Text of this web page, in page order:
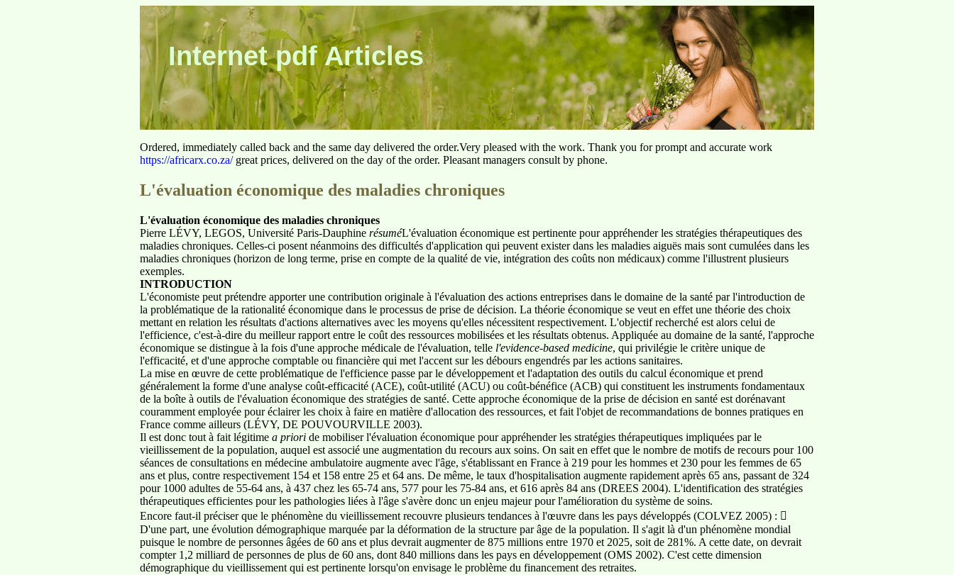
Internet pdf Articles
Ordered, immediately called back and the same day delivered the order.Very pleased with the work. Thank you for prompt and accurate work
https://africarx.co.za/great prices, delivered on the day of the order. Pleasant managers consult by phone.
L'évaluation économique des maladies chroniques
L'évaluation économique des maladies chroniques
Pierre LÉVY, LEGOS, Université Paris-Dauphine résuméL'évaluation économique est pertinente pour appréhender les stratégies thérapeutiques des
maladies chroniques. Celles-ci posent néanmoins des difficultés d'application qui peuvent exister dans les maladies aiguës mais sont cumulées dans les
maladies chroniques (horizon de long terme, prise en compte de la qualité de vie, intégration des coûts non médicaux) comme l'illustrent plusieurs
exemples.
INTRODUCTION
L'économiste peut prétendre apporter une contribution originale à l'évaluation des actions entreprises dans le domaine de la santé par l'introduction de
la problématique de la rationalité économique dans le processus de prise de décision. La théorie économique se veut en effet une théorie des choix
mettant en relation les résultats d'actions alternatives avec les moyens qu'elles nécessitent respectivement. L'objectif recherché est alors celui de
l'efficience, c'est-à-dire du meilleur rapport entre le coût des ressources mobilisées et les résultats obtenus. Appliquée au domaine de la santé, l'approche
économique se distingue à la fois d'une approche médicale de l'évaluation, telle l'evidence-based medicine, qui privilégie le critère unique de
l'efficacité, et d'une approche comptable ou financière qui met l'accent sur les débours engendrés par les actions sanitaires.
La mise en œuvre de cette problématique de l'efficience passe par le développement et l'adaptation des outils du calcul économique et prend
généralement la forme d'une analyse coût-efficacité (ACE), coût-utilité (ACU) ou coût-bénéfice (ACB) qui constituent les instruments fondamentaux
de la boîte à outils de l'évaluation économique des stratégies de santé. Cette approche économique de la prise de décision en santé est dorénavant
couramment employée pour éclairer les choix à faire en matière d'allocation des ressources, et fait l'objet de recommandations de bonnes pratiques en
France comme ailleurs (LÉVY, DE POUVOURVILLE 2003).
Il est donc tout à fait légitime a priori de mobiliser l'évaluation économique pour appréhender les stratégies thérapeutiques impliquées par le
vieillissement de la population, auquel est associé une augmentation du recours aux soins. On sait en effet que le nombre de motifs de recours pour 100
séances de consultations en médecine ambulatoire augmente avec l'âge, s'établissant en France à 219 pour les hommes et 230 pour les femmes de 65
ans et plus, contre respectivement 154 et 158 entre 25 et 64 ans. De même, le taux d'hospitalisation augmente rapidement après 65 ans, passant de 324
pour 1000 adultes de 55-64 ans, à 437 chez les 65-74 ans, 577 pour les 75-84 ans, et 616 après 84 ans (DREES 2004). L'identification des stratégies
thérapeutiques efficientes pour les pathologies liées à l'âge s'avère donc un enjeu majeur pour l'amélioration du système de soins.
Encore faut-il préciser que le phénomène du vieillissement recouvre plusieurs tendances à l'œuvre dans les pays développés (COLVEZ 2005) : 
D'une part, une évolution démographique marquée par la déformation de la structure par âge de la population. Il s'agit là d'un phénomène mondial
puisque le nombre de personnes âgées de 60 ans et plus devrait augmenter de 875 millions entre 1970 et 2025, soit de 281%. A cette date, on devrait
compter 1,2 milliard de personnes de plus de 60 ans, dont 840 millions dans les pays en développement (OMS 2002). C'est cette dimension
démographique du vieillissement qui est pertinente lorsqu'on envisage le problème du financement des retraites.